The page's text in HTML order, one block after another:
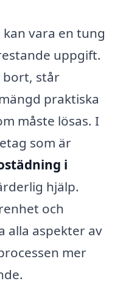
vara en tung
uppgift.
bort, står
praktiska
måste lösas. I
som är
i
hjälp.
och
alla aspekter av
mer